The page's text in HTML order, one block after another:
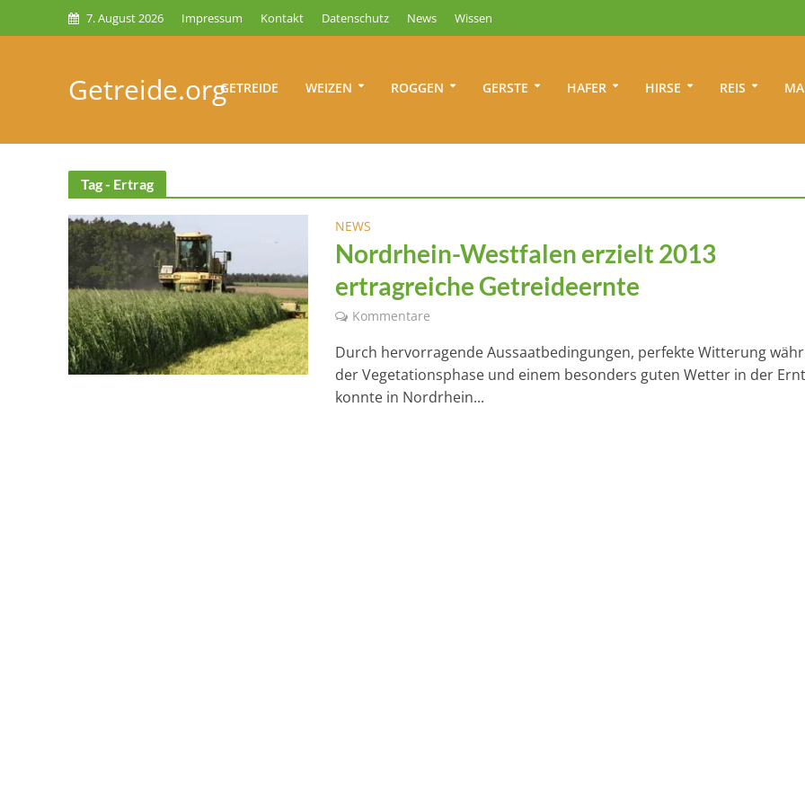
7. August 2026 Impressum Kontakt Datenschutz News Wissen
Getreide.orgGETREIDE WEIZEN ROGGEN GERSTE HAFER HIRSE REIS
Tag - Ertrag
NEWS
Nordrhein-Westfalen erzielt 2013
ertragreiche Getreideernte
Kommentare
Durch hervorragende Aussaatbedingungen, perfekte Witterung
der Vegetationsphase und einem besonders guten Wetter in der
konnte in Nordrhein...